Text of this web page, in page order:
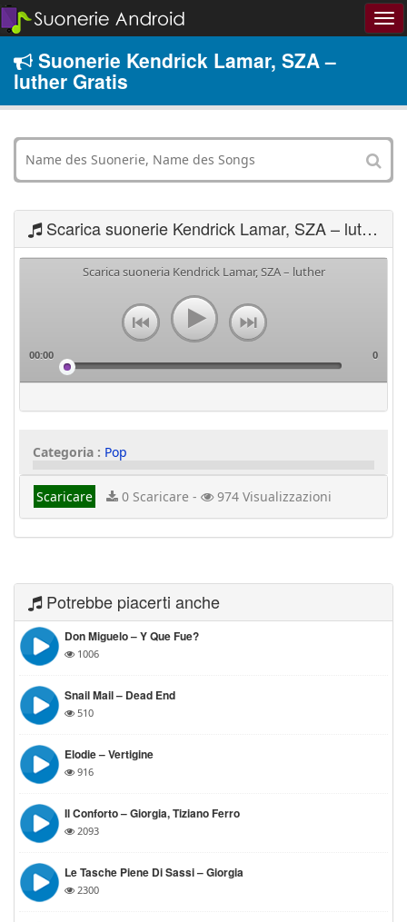
Suonerie Kendrick Lamar, SZA –
luther Gratis
Scarica suonerie Kendrick Lamar, SZA – luther
Scarica suoneria Kendrick Lamar, SZA – luther
00:00 0
Categoria : Pop
Scaricare 0 Scaricare - 974 Visualizzazioni
Potrebbe piacerti anche
Don Miguelo – Y Que Fue?
1006
Snail Mail – Dead End
510
Elodie – Vertigine
916
Il Conforto – Giorgia, Tiziano Ferro
2093
Le Tasche Piene Di Sassi – Giorgia
2300